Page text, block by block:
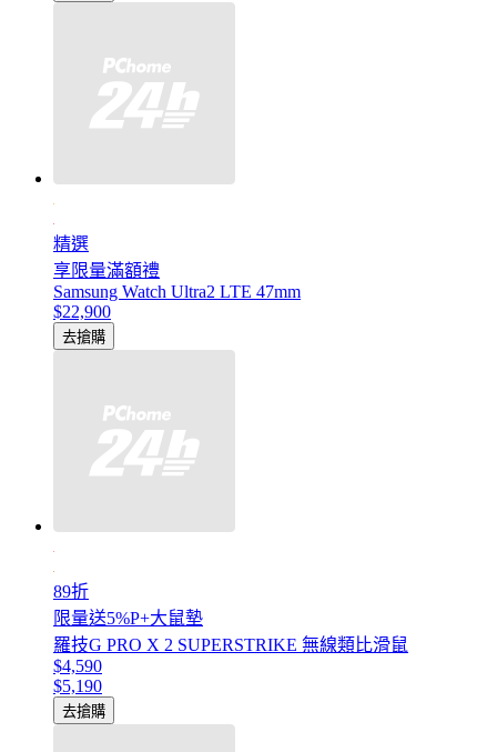
精選
享限量滿額禮
Samsung Watch Ultra2 LTE 47mm
$22,900
去搶購
89折
限量送5%P+大鼠墊
羅技G PRO X 2 SUPERSTRIKE 無線類比滑鼠
$4,590
$5,190
去搶購